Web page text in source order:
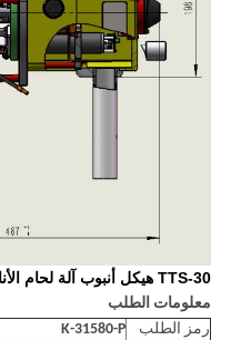
TTS-30 هيكل أنبوب آلة لحام الأنابيب
معلومات الطلب
رمز الطلب
K-31580-P